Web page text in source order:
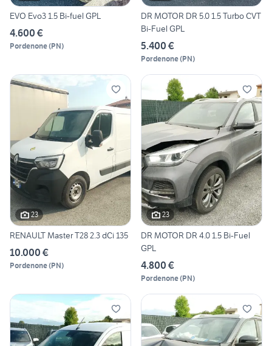
EVO Evo3 1.5 Bi-fuel GPL
4.600 €
Pordenone(PN)
DR MOTOR DR 5.0 1.5 Turbo CVT
Bi-Fuel GPL
5.400 €
Pordenone(PN)
23
RENAULT Master T28 2.3 dCi 135
10.000 €
Pordenone(PN)
23
DR MOTOR DR 4.0 1.5 Bi-Fuel
GPL
4.800 €
Pordenone(PN)